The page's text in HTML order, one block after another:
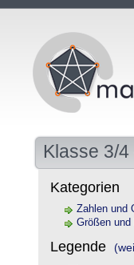
Klasse 3/
Kategorien
Zahlen und
Größen und
Legende